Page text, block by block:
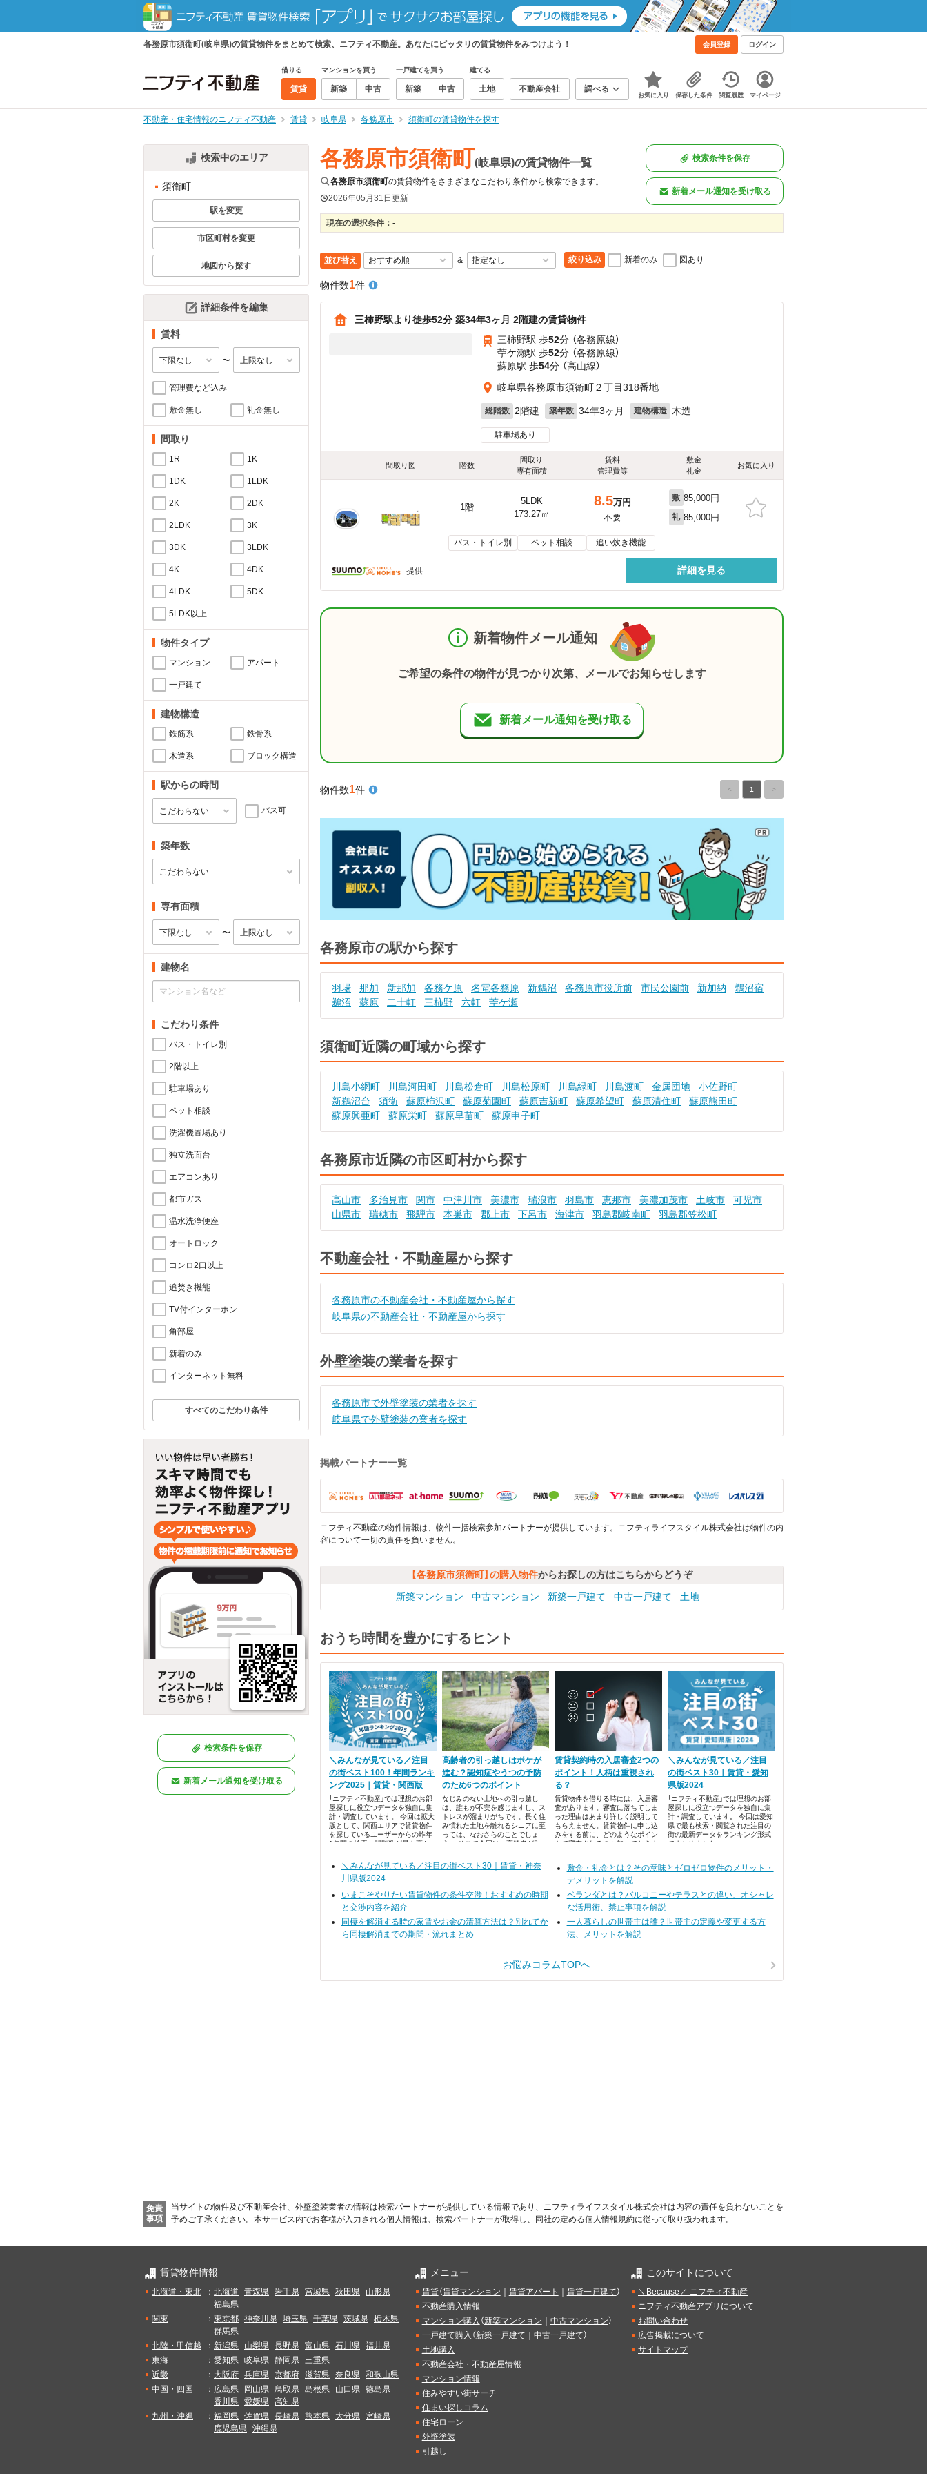
各務原市須衛町(岐阜県)の賃貸物件をまとめて検索、ニフティ不動産。あなたにピッタリの賃貸物件をみつけよう！ 会員登録 ログイン
借りる
賃貸
マンションを買う
新築 中古
一戸建てを買う
新築 中古
建てる
土地 不動産会社 調べる
お気に入り 保存した条件 閲覧履歴 マイページ
不動産・住宅情報のニフティ不動産 賃貸 岐阜県 各務原市 須衛町の賃貸物件を探す
検索中のエリア
須衛町
駅を変更
市区町村を変更
地図から探す
詳細条件を編集
賃料
〜
管理費など込み
敷金無し 礼金無し
間取り
1R 1K
1DK 1LDK
2K 2DK
2LDK 3K
3DK 3LDK
4K 4DK
4LDK 5DK
5LDK以上
物件タイプ
マンション アパート
一戸建て
建物構造
鉄筋系 鉄骨系
木造系 ブロック構造
駅からの時間
バス可
築年数
専有面積
〜
建物名
こだわり条件
バス・トイレ別
2階以上
駐車場あり
ペット相談
洗濯機置場あり
独立洗面台
エアコンあり
都市ガス
温水洗浄便座
オートロック
コンロ2口以上
追焚き機能
TV付インターホン
角部屋
新着のみ
インターネット無料
すべてのこだわり条件
検索条件を保存
新着メール通知を受け取る
各務原市須衛町(岐阜県)の賃貸物件一覧
各務原市須衛町の賃貸物件をさまざまなこだわり条件から検索できます。
2026年05月31日更新
検索条件を保存
新着メール通知を受け取る
現在の選択条件： -
並び替え ＆ 絞り込み 新着のみ 図あり
物件数1件
三柿野駅より徒歩52分 築34年3ヶ月 2階建の賃貸物件
三柿野駅 歩52分 （各務原線）
苧ケ瀬駅 歩52分 （各務原線）
蘇原駅 歩54分 （高山線）
岐阜県各務原市須衛町２丁目318番地
総階数 2階建 築年数 34年3ヶ月 建物構造 木造
駐車場あり
間取り図 階数
間取り
専有面積
賃料
管理費等
敷金
礼金
お気に入り
1階
5LDK
173.27㎡
8.5万円
不要
敷 85,000円
礼 85,000円
バス・トイレ別 ペット相談 追い炊き機能
提供 詳細を見る
新着物件メール通知
ご希望の条件の物件が見つかり次第、メールでお知らせします
新着メール通知を受け取る
物件数1件 < 1 >
各務原市の駅から探す
羽場 那加 新那加 各務ケ原 名電各務原 新鵜沼 各務原市役所前 市民公園前 新加納
鵜沼宿
鵜沼
蘇原 二十軒 三柿野 六軒 苧ケ瀬
須衛町近隣の町域から探す
川島小網町 川島河田町 川島松倉町 川島松原町 川島緑町 川島渡町 金属団地
小佐野町
新鵜沼台
須衛 蘇原柿沢町 蘇原菊園町 蘇原吉新町 蘇原希望町 蘇原清住町
蘇原熊田町
蘇原興亜町
蘇原栄町 蘇原早苗町 蘇原申子町
各務原市近隣の市区町村から探す
高山市 多治見市 関市 中津川市 美濃市 瑞浪市 羽島市 恵那市 美濃加茂市 土岐市
可児市
山県市
瑞穂市 飛騨市 本巣市 郡上市 下呂市 海津市 羽島郡岐南町 羽島郡笠松町
不動産会社・不動産屋から探す
各務原市の不動産会社・不動産屋から探す
岐阜県の不動産会社・不動産屋から探す
外壁塗装の業者を探す
各務原市で外壁塗装の業者を探す
岐阜県で外壁塗装の業者を探す
掲載パートナー一覧
ニフティ不動産の物件情報は、物件一括検索参加パートナーが提供しています。ニフティライフスタイル株式会社は物件の内
容について一切の責任を負いません。
【各務原市須衛町】の購入物件からお探しの方はこちらからどうぞ
新築マンション
中古マンション 新築一戸建て 中古一戸建て 土地
おうち時間を豊かにするヒント
＼みんなが見ている／注目
の街ベスト100！年間ランキ
ング2025｜賃貸・関西版
「ニフティ不動産」では理想のお部
屋探しに役立つデータを独自に集
計・調査しています。 今回は拡大
版として、関西エリアで賃貸物件
を探しているユーザーからの昨年
1年間の検索・閲覧数が最も高か
った、注目の街ランキングベスト
100を発表します！
高齢者の引っ越しはボケが
進む？認知症やうつの予防
のため6つのポイント
なじみのない土地への引っ越し
は、誰もが不安を感じますし、ス
トレスが溜まりがちです。長く住
み慣れた土地を離れるシニアに至
っては、なおさらのことでしょ
う。 そこで今回は、高齢者が引っ
越しをするときに、家族が気をつ
けたいポイントと対策をまとめま
した。
賃貸契約時の入居審査2つの
ポイント！人柄は重視され
る？
賃貸物件を借りる時には、入居審
査があります。審査に落ちてしま
った理由はあまり詳しく説明して
もらえません。賃貸物件に申し込
みをする前に、どのようなポイン
トで審査されるのか知っておきま
しょう。
＼みんなが見ている／注目
の街ベスト30｜賃貸・愛知
県版2024
「ニフティ不動産」では理想のお部
屋探しに役立つデータを独自に集
計・調査しています。 今回は愛知
県で最も検索・閲覧された注目の
街の最新データをランキング形式
でまとめました。
＼みんなが見ている／注目の街ベスト30｜賃貸・神奈
川県版2024
敷金・礼金とは？その意味とゼロゼロ物件のメリット・
デメリットを解説
いまこそやりたい賃貸物件の条件交渉！おすすめの時期
と交渉内容を紹介
ベランダとは？バルコニーやテラスとの違い、オシャレ
な活用術、禁止事項を解説
同棲を解消する時の家賃やお金の清算方法は？別れてか
ら同棲解消までの期間・流れまとめ
一人暮らしの世帯主は誰？世帯主の定義や変更する方
法、メリットを解説
お悩みコラムTOPへ
免責
事項
当サイトの物件及び不動産会社、外壁塗装業者の情報は検索パートナーが提供している情報であり、ニフティライフスタイル株式会社は内容の責任を負わないことを
予めご了承ください。 本サービス内でお客様が入力される個人情報は、検索パートナーが取得し、同社の定める個人情報規約に従って取り扱われます。
賃貸物件情報
北海道・東北 ： 北海道 青森県 岩手県 宮城県 秋田県
山形県
福島県
関東
： 東京都 神奈川県 埼玉県 千葉県 茨城県 栃木県
群馬県
北陸・甲信越
： 新潟県 山梨県 長野県 富山県 石川県 福井県
東海
： 愛知県 岐阜県 静岡県 三重県
近畿
： 大阪府 兵庫県 京都府 滋賀県 奈良県 和歌山県
中国・四国
： 広島県 岡山県 鳥取県 島根県 山口県 徳島県
香川県 愛媛県 高知県
九州・沖縄
： 福岡県 佐賀県 長崎県 熊本県 大分県 宮崎県
鹿児島県 沖縄県
メニュー
賃貸（賃貸マンション 賃貸アパート 賃貸一戸建て）
不動産購入情報
マンション購入 （新築マンション 中古マンション）
一戸建て購入 （新築一戸建て 中古一戸建て）
土地購入
不動産会社・不動産屋情報
マンション情報
住みやすい街サーチ
住まい探しコラム
住宅ローン
外壁塗装
引越し
このサイトについて
＼Because／ ニフティ不動産
ニフティ不動産アプリについて
お問い合わせ
広告掲載について
サイトマップ